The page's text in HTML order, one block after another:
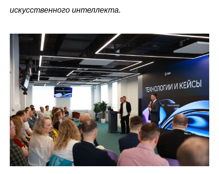
искусственного интеллекта.